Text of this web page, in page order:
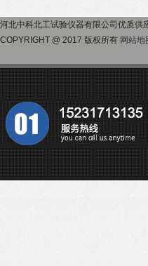
河北中科北工试验仪器有限公司优质供
COPYRIGHT @ 2017 版权所有 网站地